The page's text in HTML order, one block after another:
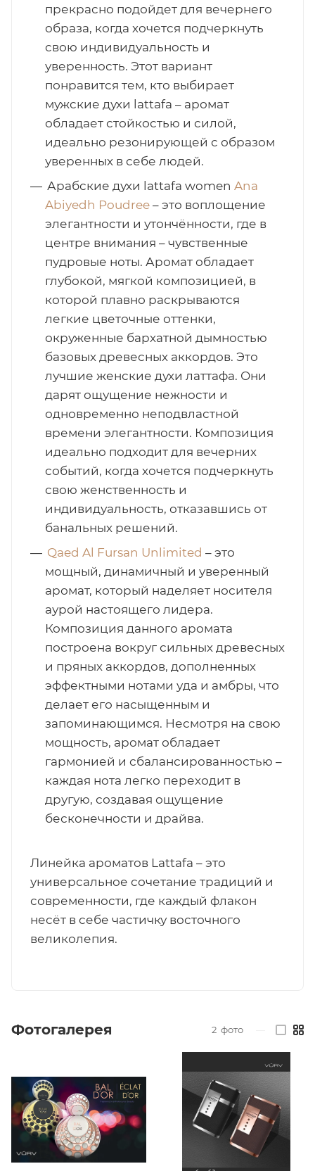
прекрасно подойдет для вечернего
образа, когда хочется подчеркнуть
свою индивидуальность и
уверенность. Этот вариант
понравится тем, кто выбирает
мужские духи lattafa – аромат
обладает стойкостью и силой,
идеально резонирующей с образом
уверенных в себе людей.
Арабские духи lattafa women Ana
Abiyedh Poudree– это воплощение
элегантности и утончённости, где в
центре внимания – чувственные
пудровые ноты. Аромат обладает
глубокой, мягкой композицией, в
которой плавно раскрываются
легкие цветочные оттенки,
окруженные бархатной дымностью
базовых древесных аккордов. Это
лучшие женские духи латтафа. Они
дарят ощущение нежности и
одновременно неподвластной
времени элегантности. Композиция
идеально подходит для вечерних
событий, когда хочется подчеркнуть
свою женственность и
индивидуальность, отказавшись от
банальных решений.
Qaed Al Fursan Unlimited – это
мощный, динамичный и уверенный
аромат, который наделяет носителя
аурой настоящего лидера.
Композиция данного аромата
построена вокруг сильных древесных
и пряных аккордов, дополненных
эффектными нотами уда и амбры, что
делает его насыщенным и
запоминающимся. Несмотря на свою
мощность, аромат обладает
гармонией и сбалансированностью –
каждая нота легко переходит в
другую, создавая ощущение
бесконечности и драйва.
Линейка ароматов Lattafa – это
универсальное сочетание традиций и
современности, где каждый флакон
несёт в себе частичку восточного
великолепия.
Фотогалерея 2 фото